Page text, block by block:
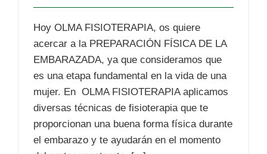
Hoy OLMA FISIOTERAPIA, os quiere
acercar a la PREPARACIÓN FÍSICA DE LA
EMBARAZADA, ya que consideramos que
es una etapa fundamental en la vida de una
mujer. En OLMA FISIOTERAPIA aplicamos
diversas técnicas de fisioterapia que te
proporcionan una buena forma física durante
el embarazo y te ayudarán en el momento